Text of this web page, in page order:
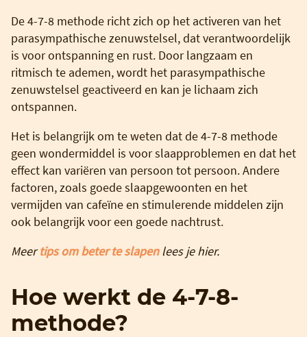
De 4-7-8 methode richt zich op het activeren van het
parasympathische zenuwstelsel, dat verantwoordelijk
is voor ontspanning en rust. Door langzaam en
ritmisch te ademen, wordt het parasympathische
zenuwstelsel geactiveerd en kan je lichaam zich
ontspannen.
Het is belangrijk om te weten dat de 4-7-8 methode
geen wondermiddel is voor slaapproblemen en dat het
effect kan variëren van persoon tot persoon. Andere
factoren, zoals goede slaapgewoonten en het
vermijden van cafeïne en stimulerende middelen zijn
ook belangrijk voor een goede nachtrust.
Meertips om beter te slapenlees je hier.
Hoe werkt de 4-7-8-
methode?